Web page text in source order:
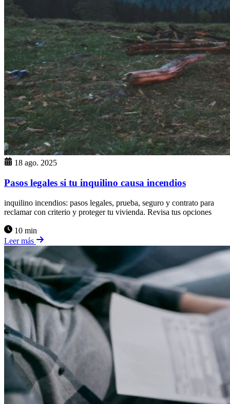
18 ago. 2025
Pasos legales si tu inquilino causa incendios
inquilino incendios: pasos legales, prueba, seguro y contrato para
reclamar con criterio y proteger tu vivienda. Revisa tus opciones
10 min
Leer más